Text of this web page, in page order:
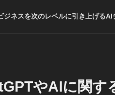
ジネスを次のレベルに引き上げるAI
やAIに関す